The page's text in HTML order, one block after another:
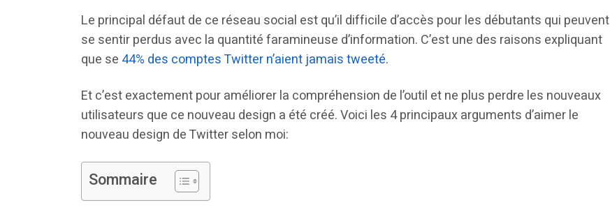
Le principal défaut de ce réseau social est qu’il difficile d’accès pour les débutants qui peuvent
se sentir perdus avec la quantité faramineuse d’information. C’est une des raisons expliquant
que se 44% des comptes Twitter n’aient jamais tweeté.
Et c’est exactement pour améliorer la compréhension de l’outil et ne plus perdre les nouveaux
utilisateurs que ce nouveau design a été créé. Voici les 4 principaux arguments d’aimer le
nouveau design de Twitter selon moi:
Sommaire